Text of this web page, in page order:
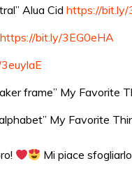
Alua Cid https://bit.ly/
https://bit.ly/3EG0eHA
frame” My Favorite
My Favorite
Mi piace